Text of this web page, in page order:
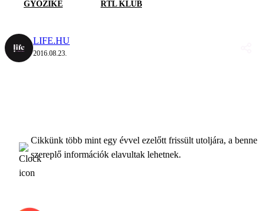
GYŐZIKE RTL KLUB
LIFE.HU
2016.08.23.
Cikkünk több mint egy évvel ezelőtt frissült utoljára, a benne
szereplő információk elavultak lehetnek.